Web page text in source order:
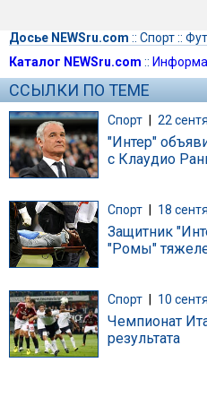
Досье NEWSru.com :: Спорт::
Каталог NEWSru.com ::
ССЫЛКИ ПО ТЕМЕ
Спорт | 22
"Интер"
с Клаудио
Спорт 18
Защитник
"Ромы"
Спорт 10
Чемпионат
результата